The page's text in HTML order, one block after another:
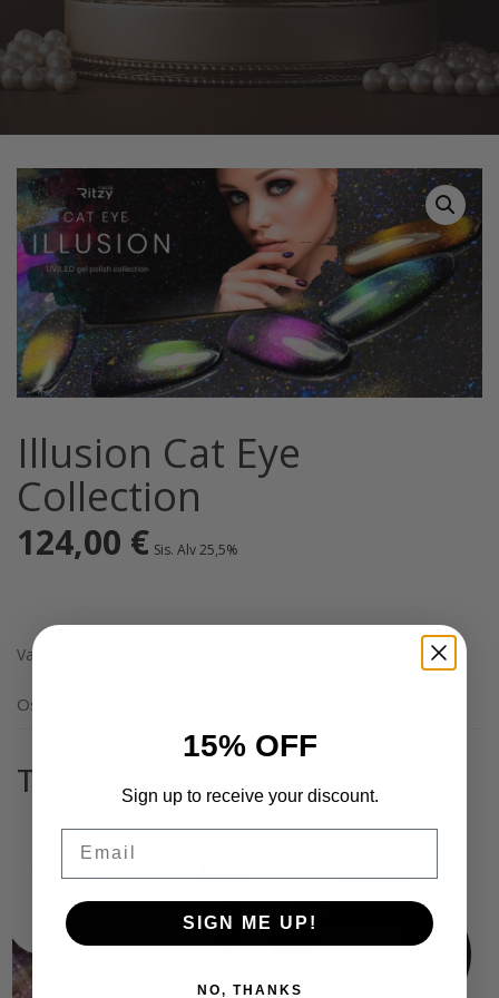
Home Tuotteet Illusion Cat Eye Collection
Illusion Cat Eye
Collection
124,00 € Sis. Alv 25,5%
Varasto loppu
Osastot:
Tutustu myös
15% OFF
Sign up to receive your discount.
SIGN ME UP!
NO, THANKS